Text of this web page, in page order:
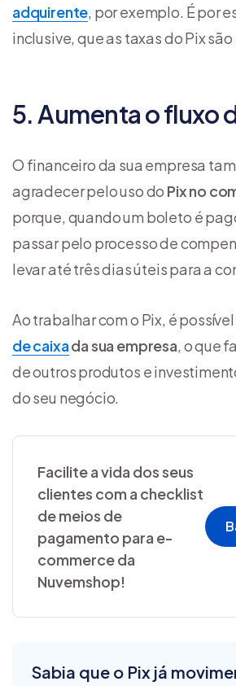
adquirente, por exemplo. É por
inclusive, que as taxas do Pix
5. Aumenta o fluxo
O financeiro da sua empresa
agradecer pelo uso do Pix no
porque, quando um boleto é
passar pelo processo de
levar até três dias úteis para a
Ao trabalhar com o Pix, é possível
de caixada sua empresa, o que
de outros produtos e
do seu negócio.
Facilite a vida dos seus
clientes com a checklist
de meios de
pagamento para e-
commerce da
Nuvemshop!
Sabia que o Pix já